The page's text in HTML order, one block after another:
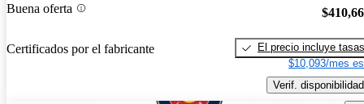
Buena oferta
Certificados por el fabricante
El precio incluye tasas
$10,093/mes
Verif. disponibilidad